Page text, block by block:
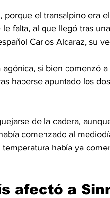
porque el transalpino era
falta, al que llegó tras
Carlos Alcaraz, su
si bien comenzó
haberse apuntado los
de la cadera,
comenzado al
había ya
afectó a